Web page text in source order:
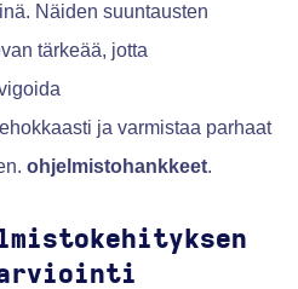
Näiden suuntausten
tärkeää, jotta
ja varmistaa parhaat
ohjelmistohankkeet.
arviointi